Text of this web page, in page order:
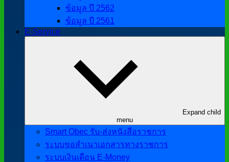
ข้อมูล ปี 2562
ข้อมูล ปี 2561
E-Service
Expand child
menu
Smart Obec รับ-ส่งหนังสือราชการ
ระบบขอสำเนาเอกสารทางราชการ
ระบบเงินเดือน E-Money